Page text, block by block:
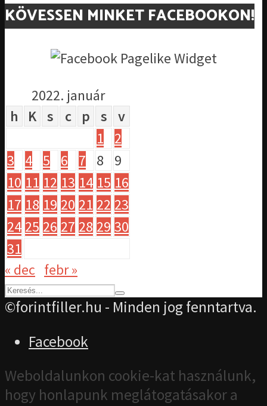
KÖVESSEN MINKET FACEBOOKON!
2022. január
h
K s c p s
v
1
2
3
4 5 6 7 8
9
10 11 12 13 14 15 16
17 18 19 20 21 22 23
24 25 26 27 28 29 30
31
« dec febr »
©forintfiller.hu - Minden jog fenntartva.
Facebook
Weboldalunkon cookie-kat használunk,
hogy honlapunk meglátogatásakor a